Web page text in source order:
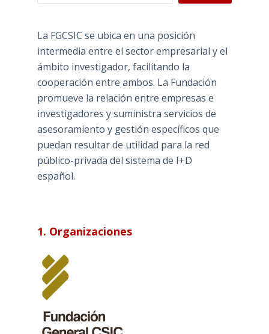
La FGCSIC se ubica en una posición
intermedia entre el sector empresarial y el
ámbito investigador, facilitando la
cooperación entre ambos. La Fundación
promueve la relación entre empresas e
investigadores y suministra servicios de
asesoramiento y gestión específicos que
puedan resultar de utilidad para la red
público-privada del sistema de I+D
español.
1. Organizaciones